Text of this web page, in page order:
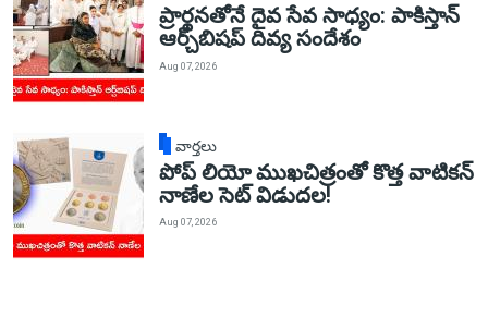
ప్రార్థనతోనే దైవ సేవ సాధ్యం: పాకిస్తాన్‌
ఆర్చ్‌బిషప్ దివ్య సందేశం
Aug 07, 2026
వార్తలు
పోప్ లియో ముఖచిత్రంతో కొత్త వాటికన్
నాణేల సెట్ విడుదల!
Aug 07, 2026